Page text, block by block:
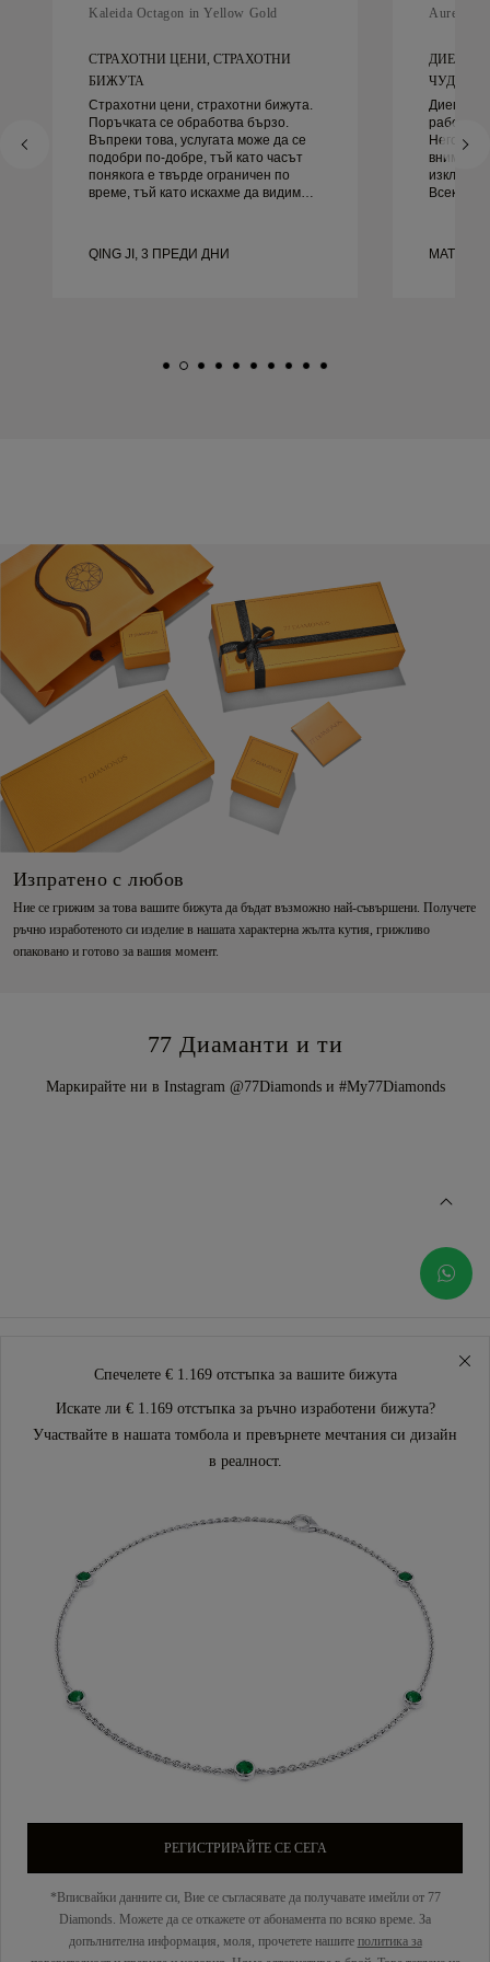
Kaleida Octagon in Yellow Gold
СТРАХОТНИ ЦЕНИ, СТРАХОТНИ
БИЖУТА
Страхотни цени, страхотни бижута.
Поръчката се обработва бързо.
Въпреки това, услугата може да се
подобри по-добре, тъй като часът
понякога е твърде ограничен по
време, тъй като искахме да видим
бижута. Жена ми е щастлива.
QING JI, 3 ПРЕДИ ДНИ
Aurelle in
ДИЕГО
ЧУДЕСЕН
Диего
работа
Всеки
го
Изпратено с любов
Ние се грижим за това вашите бижута да бъдат възможно най-съвършени. Получете
ръчно изработеното си изделие в нашата характерна жълта кутия, грижливо
опаковано и готово за вашия момент.
77 Диаманти и ти
Маркирайте ни в Instagram @77Diamonds и #My77Diamonds
Спечелете € 1.169 отстъпка за вашите бижута
Искате ли € 1.169 отстъпка за ръчно изработени бижута?
Участвайте в нашата томбола и превърнете мечтания си дизайн
в реалност.
РЕГИСТРИРАЙТЕ СЕ СЕГА
*Вписвайки данните си, Вие се съгласявате да получавате имейли от 77
Diamonds. Можете да се откажете от абонамента по всяко време. За
допълнителна информация, моля, прочетете нашите политика за